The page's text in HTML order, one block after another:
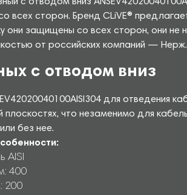
всех сторон. Бренд CLiVE®
защищены со всех сторон, они не
от российских компаний — Нерж.
с отводом вниз
для отведения
плоскостях, что незаменимо для
без нее.
AISI
400
200